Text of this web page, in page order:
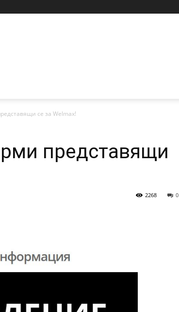
се за Welmax!
представящи
0
2268